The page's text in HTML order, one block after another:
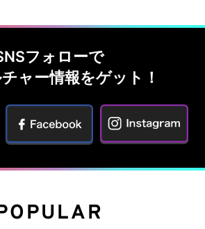
フォローで
ャー情報をゲット！